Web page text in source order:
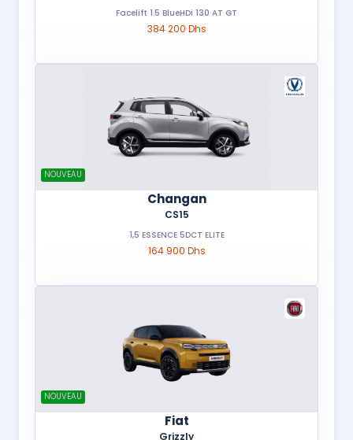
Facelift 1.5 BlueHDi 130 AT GT
384 200 Dhs
NOUVEAU
Changan
CS15
1,5 ESSENCE 5DCT ELITE
164 900 Dhs
NOUVEAU
Fiat
Grizzly